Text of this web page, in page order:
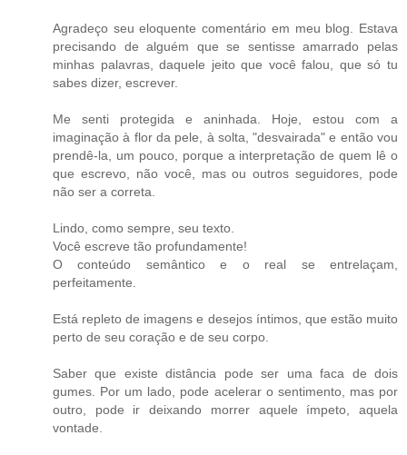
Agradeço seu eloquente comentário em meu blog. Estava
precisando de alguém que se sentisse amarrado pelas
minhas palavras, daquele jeito que você falou, que só tu
sabes dizer, escrever.
Me senti protegida e aninhada. Hoje, estou com a
imaginação à flor da pele, à solta, "desvairada" e então vou
prendê-la, um pouco, porque a interpretação de quem lê o
que escrevo, não você, mas ou outros seguidores, pode
não ser a correta.
Lindo, como sempre, seu texto.
Você escreve tão profundamente!
O conteúdo semântico e o real se entrelaçam,
perfeitamente.
Está repleto de imagens e desejos íntimos, que estão muito
perto de seu coração e de seu corpo.
Saber que existe distância pode ser uma faca de dois
gumes. Por um lado, pode acelerar o sentimento, mas por
outro, pode ir deixando morrer aquele ímpeto, aquela
vontade.